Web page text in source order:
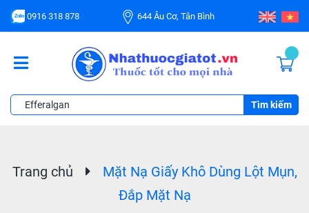
0916 318 878 644 Âu Cơ, Tân Bình
Tìm kiếm
Trang chủ
Mặt Nạ Giấy Khô Dùng Lột Mụn,
Đắp Mặt Nạ